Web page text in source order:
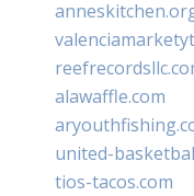
alawaffle.com
united-
tios-tacos.com